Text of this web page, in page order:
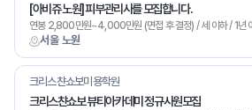
서울 노원
[아비쥬 노원] 피부관리사를 모집합니다.
크리스챤쇼보미용학원
크리스챤쇼보 뷰티아카데미 정규사원모집